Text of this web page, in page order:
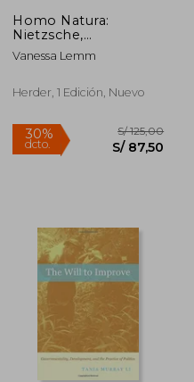
55%
dcto.
Homo Natura:
Nietzsche,
Antropología y
Biopolítica
Vanessa Lemm
Herder, 1 Edición, Nuevo